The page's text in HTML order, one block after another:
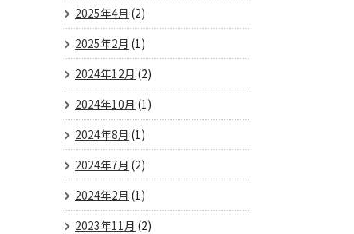
2025年4月 (2)
2025年2月 (1)
2024年12月 (2)
2024年10月 (1)
2024年8月 (1)
2024年7月 (2)
2024年2月 (1)
2023年11月 (2)